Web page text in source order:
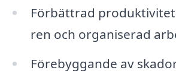
Förbättrad
ren och organiserad
Förebyggande av